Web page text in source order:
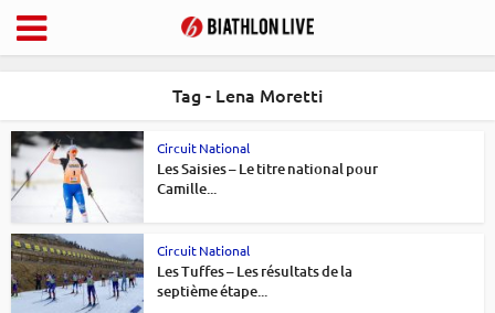
Tag - Lena Moretti
Circuit National
Les Saisies – Le titre national pour
Camille...
Circuit National
Les Tuffes – Les résultats de la
septième étape...